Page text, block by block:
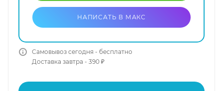
НАПИСАТЬ В МАКС
Самовывоз сегодня - бесплатно
Доставка завтра - 390 ₽